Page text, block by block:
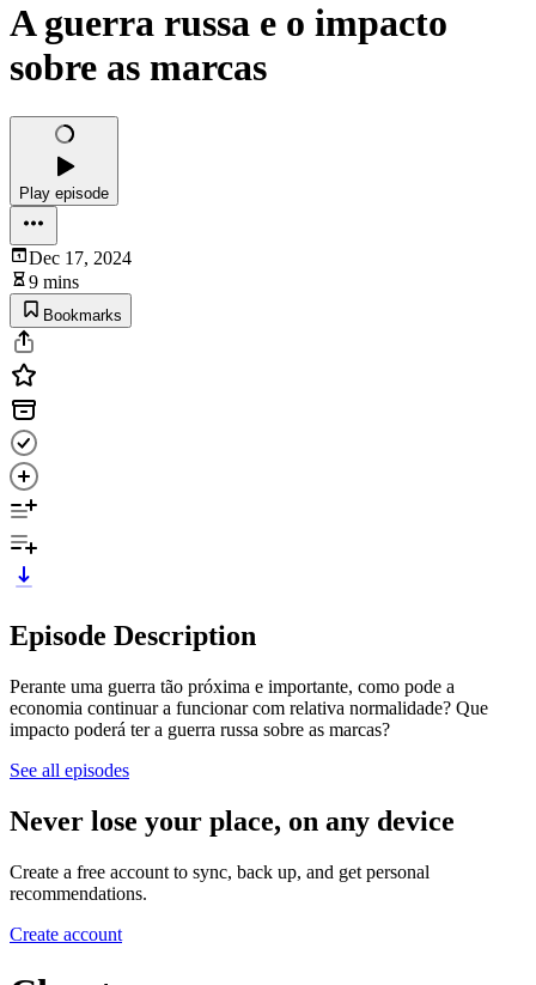
A guerra russa e o impacto
sobre as marcas
Play episode
Dec 17, 2024
9 mins
Bookmarks
Episode Description
Perante uma guerra tão próxima e importante, como pode a
economia continuar a funcionar com relativa normalidade? Que
impacto poderá ter a guerra russa sobre as marcas?
See all episodes
Never lose your place, on any device
Create a free account to sync, back up, and get personal
recommendations.
Create account